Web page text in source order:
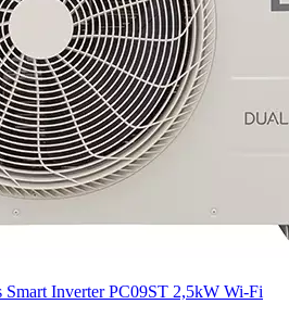
Inverter PC09ST 2,5kW Wi-Fi